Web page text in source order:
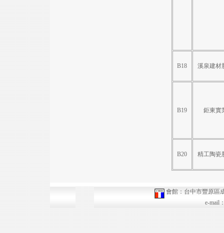
B18 溪泉建材
B19 鉅東實
B20 精工陶瓷
會館：台中市豐原區
e-mail